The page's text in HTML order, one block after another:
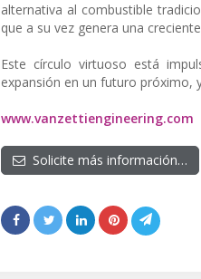
alternativa al combustible
que a su vez genera una
Este círculo virtuoso está
expansión en un futuro próximo,
www.vanzettiengineering.com
Solicite más información…